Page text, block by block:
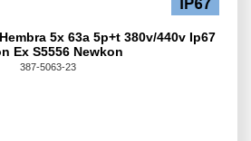
5x 63a 5p+t 380v/440v Ip67
Ex S5556 Newkon
387-5063-23